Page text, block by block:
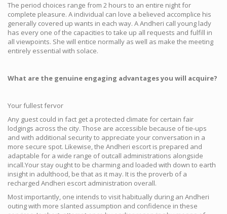
The period choices range from 2 hours to an entire night for
complete pleasure. A individual can love a believed accomplice his
generally covered up wants in each way. A Andheri call young lady
has every one of the capacities to take up all requests and fulfill in
all viewpoints. She will entice normally as well as make the meeting
entirely essential with solace.
What are the genuine engaging advantages you will acquire?
Your fullest fervor
Any guest could in fact get a protected climate for certain fair
lodgings across the city. Those are accessible because of tie-ups
and with additional security to appreciate your conversation in a
more secure spot. Likewise, the Andheri escort is prepared and
adaptable for a wide range of outcall administrations alongside
incall.Your stay ought to be charming and loaded with down to earth
insight in adulthood, be that as it may. It is the proverb of a
recharged Andheri escort administration overall.
Most importantly, one intends to visit habitually during an Andheri
outing with more slanted assumption and confidence in these